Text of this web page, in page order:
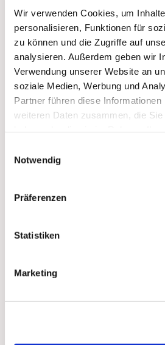
Wir verwenden Cookies, um
personalisieren, Funktionen für
zu können und die Zugriffe auf
analysieren. Außerdem geben wir
Verwendung unserer Website an
soziale Medien, Werbung und
Partner führen diese
weiteren Daten zusammen, die
Notwendig
Präferenzen
Statistiken
Marketing
Gemeinsam beten wir das
Lesehoreund dieLaudes.
Tagesevangelium und
Meditation.
Mitbeten empfehlen wir